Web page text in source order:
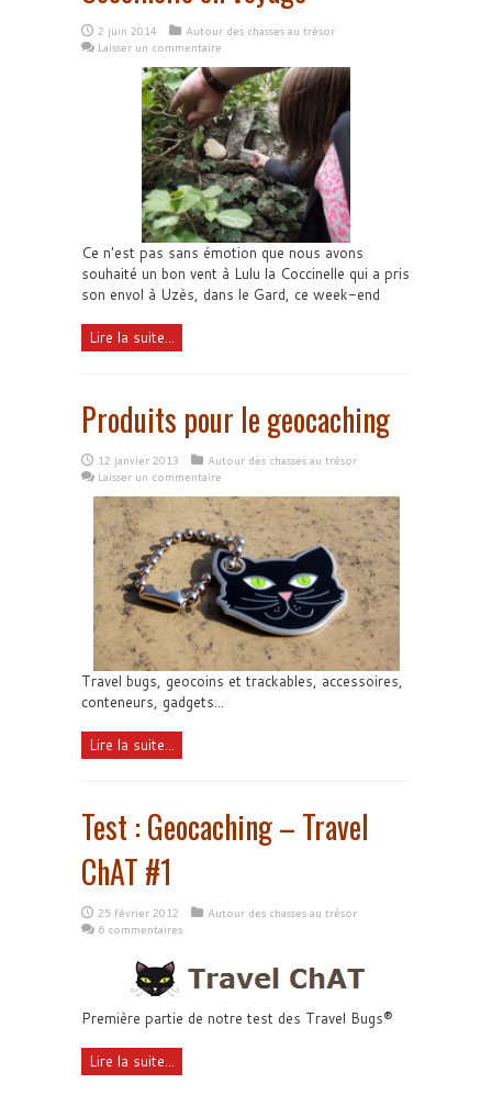
2 juin 2014
Autour des chasses au trésor
Laisser un commentaire
Ce n'est pas sans émotion que nous avons
souhaité un bon vent à Lulu la Coccinelle qui a pris
son envol à Uzès, dans le Gard, ce week-end
Lire la suite...
Produits pour le geocaching
12 janvier 2013
Autour des chasses au trésor
Laisser un commentaire
Travel bugs, geocoins et trackables, accessoires,
conteneurs, gadgets...
Lire la suite...
Test : Geocaching – Travel
ChAT #1
25 février 2012
Autour des chasses au trésor
6 commentaires
Première partie de notre test des Travel Bugs®
Lire la suite...